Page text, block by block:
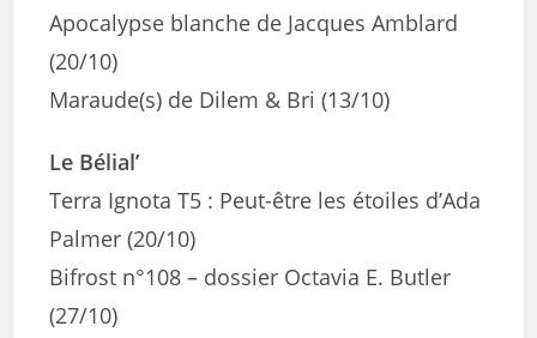
Apocalypse blanche de Jacques Amblard
(20/10)
Maraude(s) de Dilem & Bri (13/10)
Le Bélial’
Terra Ignota T5 : Peut-être les étoiles d’Ada
Palmer (20/10)
Bifrost n°108 – dossier Octavia E. Butler
(27/10)